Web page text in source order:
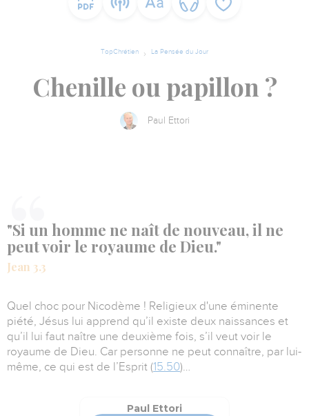
TopChrétien La Pensée du Jour
Chenille ou papillon ?
Paul Ettori
"Si un homme ne naît de nouveau, il ne
peut voir le royaume de Dieu."
Jean 3.3
Quel choc pour Nicodème ! Religieux d'une éminente
piété, Jésus lui apprend qu’il existe deux naissances et
qu’il lui faut naître une deuxième fois, s’il veut voir le
royaume de Dieu. Car personne ne peut connaître, par lui-
même, ce qui est de l’Esprit (15.50)…
Paul Ettori